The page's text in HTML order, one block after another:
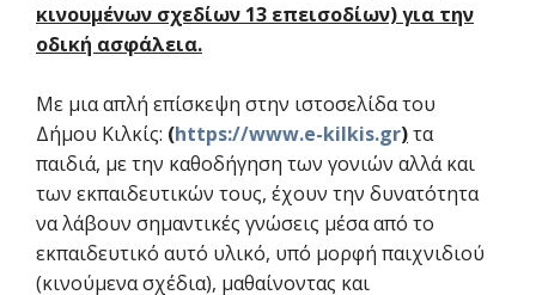
κινουμένων σχεδίων 13 επεισοδίων) για την
οδική ασφάλεια.
Με μια απλή επίσκεψη στην ιστοσελίδα του
Δήμου Κιλκίς: (https://www.e-kilkis.gr)τα
παιδιά, με την καθοδήγηση των γονιών αλλά και
των εκπαιδευτικών τους, έχουν την δυνατότητα
να λάβουν σημαντικές γνώσεις μέσα από το
εκπαιδευτικό αυτό υλικό, υπό μορφή παιχνιδιού
(κινούμενα σχέδια), μαθαίνοντας και